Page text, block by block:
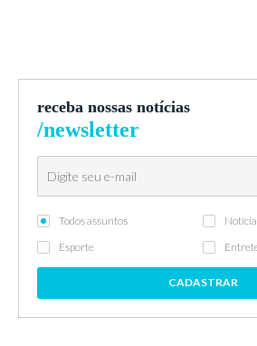
receba nossas notícias
/newsletter
Todos assuntos
Esporte
CADASTRAR